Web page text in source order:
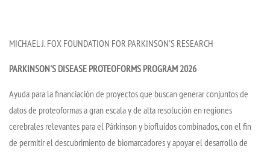
MICHAEL J. FOX FOUNDATION FOR PARKINSON'S RESEARCH
PARKINSON'S DISEASE PROTEOFORMS PROGRAM 2026
Ayuda para la financiación de proyectos que buscan generar conjuntos de
datos de proteoformas a gran escala y de alta resolución en regiones
cerebrales relevantes para el Párkinson y biofluidos combinados, con el fin
de permitir el descubrimiento de biomarcadores y apoyar el desarrollo de